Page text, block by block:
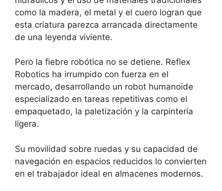
como la madera, el metal y el cuero logran que
esta criatura parezca arrancada directamente
de una leyenda viviente.
Pero la fiebre robótica no se detiene. Reflex
Robotics ha irrumpido con fuerza en el
mercado, desarrollando un robot humanoide
especializado en tareas repetitivas como el
empaquetado, la paletización y la carpintería
ligera.
Su movilidad sobre ruedas y su capacidad de
navegación en espacios reducidos lo convierten
en el trabajador ideal en almacenes modernos.